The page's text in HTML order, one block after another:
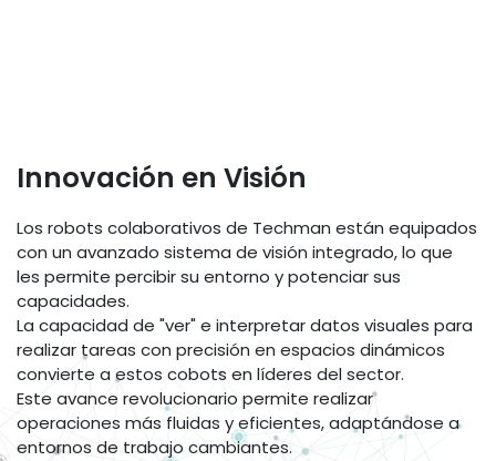
Innovación en Visión
Los robots colaborativos de Techman están equipados
con un avanzado sistema de visión integrado, lo que
les permite percibir su entorno y potenciar sus
capacidades.
La capacidad de "ver" e interpretar datos visuales para
realizar tareas con precisión en espacios dinámicos
convierte a estos cobots en líderes del sector.
Este avance revolucionario permite realizar
operaciones más fluidas y eficientes, adaptándose a
entornos de trabajo cambiantes.